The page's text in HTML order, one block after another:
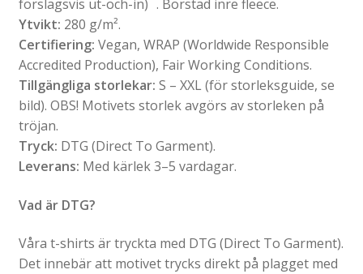
förslagsvis ut-och-in) . Borstad inre fleece.
Ytvikt: 280 g/m².
Certifiering: Vegan, WRAP (Worldwide Responsible
Accredited Production), Fair Working Conditions.
Tillgängliga storlekar: S – XXL (för storleksguide, se
bild). OBS! Motivets storlek avgörs av storleken på
tröjan.
Tryck: DTG (Direct To Garment).
Leverans: Med kärlek 3–5 vardagar.
Vad är DTG?
Våra t-shirts är tryckta med DTG (Direct To Garment).
Det innebär att motivet trycks direkt på plagget med